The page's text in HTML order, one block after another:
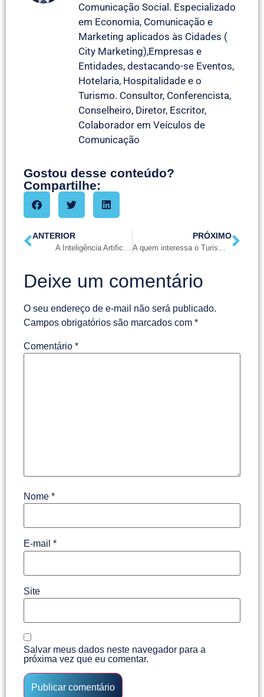
Comunicação Social. Especializado
em Economia, Comunicação e
Marketing aplicados às Cidades (
City Marketing),Empresas e
Entidades, destacando-se Eventos,
Hotelaria, Hospitalidade e o
Turismo. Consultor, Conferencista,
Conselheiro, Diretor, Escritor,
Colaborador em Veículos de
Comunicação
Gostou desse conteúdo?
Compartilhe:
ANTERIOR
A Inteligência Artificial ( IA) não viaja
PRÓXIMO
A quem interessa o Turismo Urbano Receptivo ?
Deixe um comentário
O seu endereço de e-mail não será publicado.
Campos obrigatórios são marcados com *
Comentário *
Nome *
E-mail *
Site
Salvar meus dados neste navegador para a
próxima vez que eu comentar.